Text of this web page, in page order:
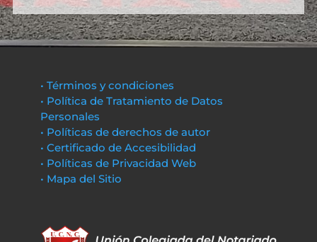
• Términos y condiciones
• Política de Tratamiento de Datos
Personales
• Políticas de derechos de autor
• Certificado de Accesibilidad
• Políticas de Privacidad Web
• Mapa del Sitio